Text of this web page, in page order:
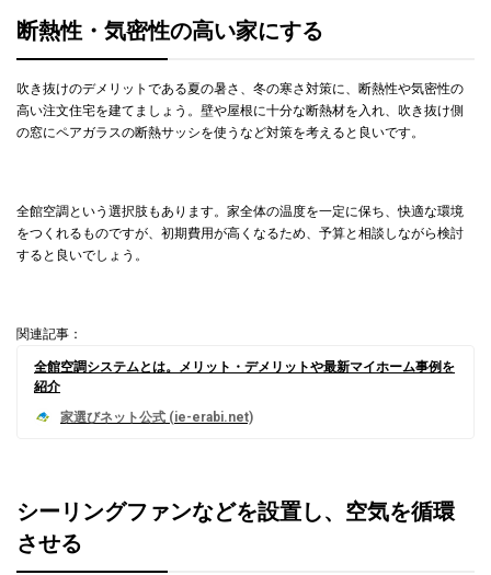
断熱性・気密性の高い家にする
吹き抜けのデメリットである夏の暑さ、冬の寒さ対策に、断熱性や気密性の
高い注文住宅を建てましょう。壁や屋根に十分な断熱材を入れ、吹き抜け側
の窓にペアガラスの断熱サッシを使うなど対策を考えると良いです。
全館空調という選択肢もあります。家全体の温度を一定に保ち、快適な環境
をつくれるものですが、初期費用が高くなるため、予算と相談しながら検討
すると良いでしょう。
関連記事：
全館空調システムとは。メリット・デメリットや最新マイホーム事例を
紹介
シーリングファンなどを設置し、空気を循環
させる